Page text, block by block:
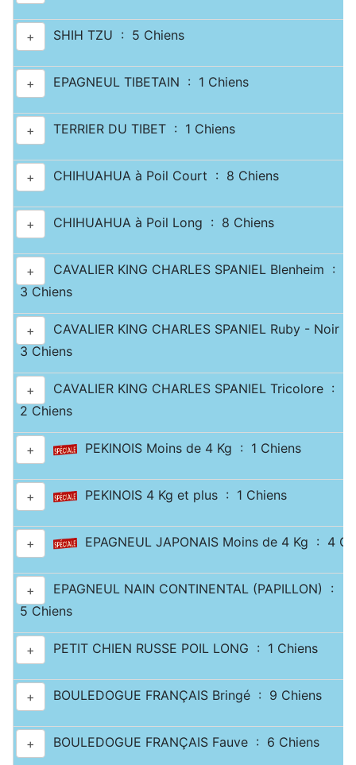
+ SHIH TZU : 5 Chiens
+ EPAGNEUL TIBETAIN : 1 Chiens
+ TERRIER DU TIBET : 1 Chiens
+ CHIHUAHUA à Poil Court : 8 Chiens
+ CHIHUAHUA à Poil Long : 8 Chiens
+
CAVALIER KING CHARLES SPANIEL Blenheim :
3 Chiens
+
CAVALIER KING CHARLES SPANIEL Ruby - Noir
3 Chiens
+
CAVALIER KING CHARLES SPANIEL Tricolore :
2 Chiens
+ PEKINOIS Moins de 4 Kg : 1 Chiens
+ PEKINOIS 4 Kg et plus : 1 Chiens
+ EPAGNEUL JAPONAIS Moins de 4 Kg : 4
+
EPAGNEUL NAIN CONTINENTAL (PAPILLON) :
5 Chiens
+ PETIT CHIEN RUSSE POIL LONG : 1 Chiens
+ BOULEDOGUE FRANÇAIS Bringé : 9 Chiens
+ BOULEDOGUE FRANÇAIS Fauve : 6 Chiens